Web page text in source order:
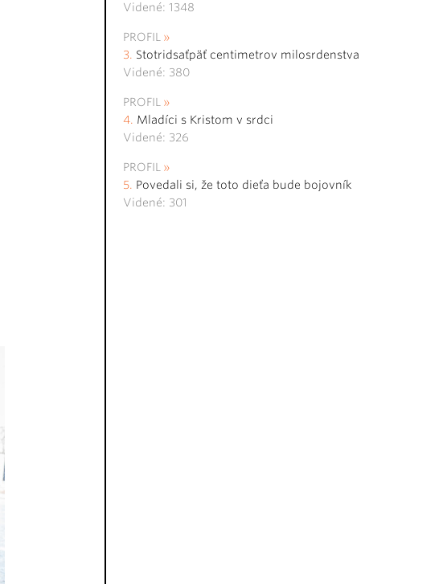
Videné: 1348
PROFIL
Stotridsaťpäť centimetrov milosrdenstva
Videné: 380
PROFIL
Mladíci s Kristom v srdci
Videné: 326
PROFIL
Povedali si, že toto dieťa bude bojovník
Videné: 301